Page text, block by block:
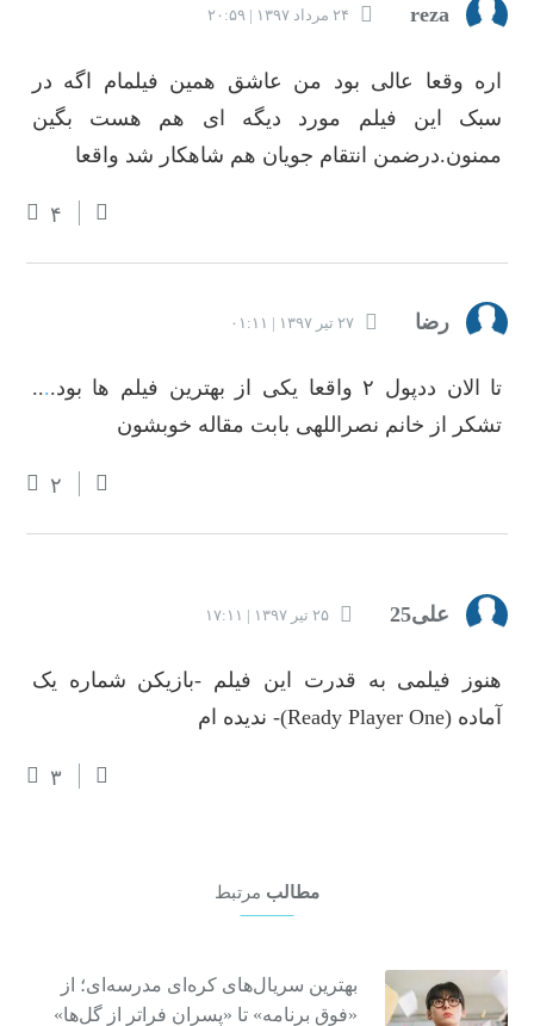
reza ۲۴ مرداد ۱۳۹۷ | ۲۰:۵۹
اره وقعا عالی بود من عاشق همین فیلمام اگه در
سبک این فیلم مورد دیگه ای هم هست بگین
ممنون.درضمن انتقام جویان هم شاهکار شد واقعا
۴
رضا ۲۷ تیر ۱۳۹۷ | ۰۱:۱۱
تا الان ددپول ۲ واقعا یکی از بهترین فیلم ها بود. .
..
تشکر از خانم نصراللهی بابت مقاله خوبشون
۲
علی25 ۲۵ تیر ۱۳۹۷ | ۱۷:۱۱
هنوز فیلمی به قدرت این فیلم -بازیکن شماره یک
آماده (Ready Player One)- ندیده ام
۳
مطالب مرتبط
بهترین سریال‌های کره‌ای مدرسه‌ای؛ از
«فوق برنامه» تا «پسران فراتر از گل‌ها»